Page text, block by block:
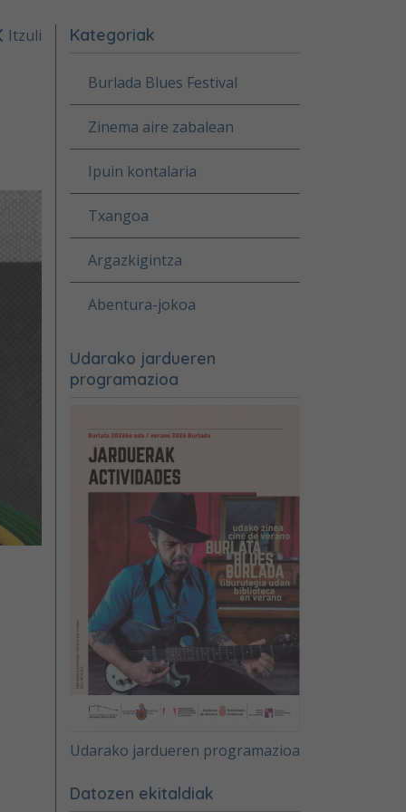
Itzuli Kategoriak
Burlada Blues Festival
Zinema aire zabalean
Ipuin kontalaria
Txangoa
Argazkigintza
Abentura-jokoa
Udarako jardueren
programazioa
Udarako jardueren programazioa
Datozen ekitaldiak